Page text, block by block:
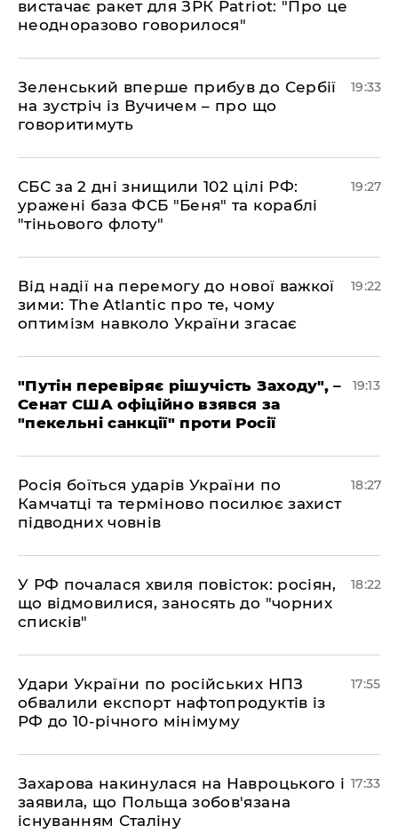
вистачає ракет для ЗРК Patriot: "Про це
неодноразово говорилося"
​Зеленський вперше прибув до Сербії
на зустріч із Вучичем – про що
говоритимуть
19:33
​СБС за 2 дні знищили 102 цілі РФ:
уражені база ФСБ "Беня" та кораблі
"тіньового флоту"
19:27
​Від надії на перемогу до нової важкої
зими: The Atlantic про те, чому
оптимізм навколо України згасає
19:22
​"Путін перевіряє рішучість Заходу", –
Сенат США офіційно взявся за
"пекельні санкції" проти Росії
19:13
​Росія боїться ударів України по
Камчатці та терміново посилює захист
підводних човнів
18:27
​У РФ почалася хвиля повісток: росіян,
що відмовилися, заносять до "чорних
списків"
18:22
​Удари України по російських НПЗ
обвалили експорт нафтопродуктів із
РФ до 10-річного мінімуму
17:55
​Захарова накинулася на Навроцького і
заявила, що Польща зобов'язана
існуванням Сталіну
17:33